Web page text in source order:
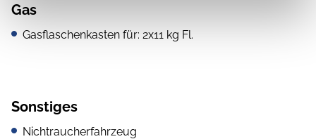
Gas
Gasflaschenkasten für: 2x11 kg Fl.
Sonstiges
Nichtraucherfahrzeug